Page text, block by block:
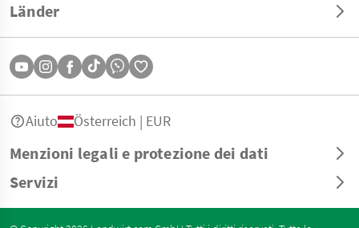
Länder
Menzioni legali e protezione dei dati
Servizi
Aiuto Österreich | EUR